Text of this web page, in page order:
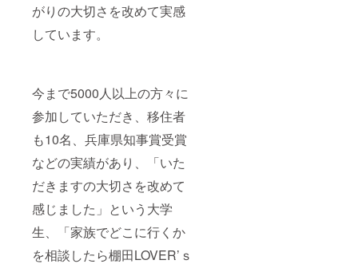
がりの大切さを改めて実感
しています。
今まで5000人以上の方々に
参加していただき、移住者
も10名、兵庫県知事賞受賞
などの実績があり、「いた
だきますの大切さを改めて
感じました」という大学
生、「家族でどこに行くか
を相談したら棚田LOVER’ｓ